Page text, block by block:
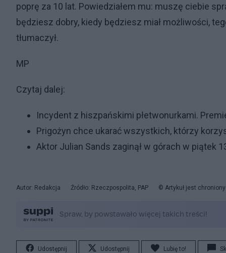
poprę za 10 lat. Powiedziałem mu: muszę ciebie
będziesz dobry, kiedy będziesz miał możliwości,
tłumaczył.
MP
Czytaj dalej:
Incydent z hiszpańskimi płetwonurkami.
Prigożyn chce ukarać wszystkich, którzy
Aktor Julian Sands zaginął w górach w piątek
Autor: Redakcja Źródło: Rzeczpospolita, PAP © Artykuł jest
Udostępnij Udostępnij Lubię to!